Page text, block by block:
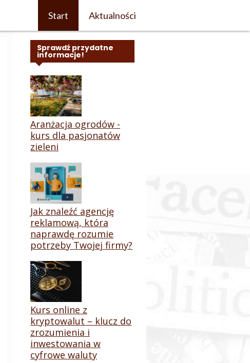
Start Aktualności
Sprawdź przydatne
informacje!
Aranżacja ogrodów -
kurs dla pasjonatów
zieleni
Jak znaleźć agencję
reklamową, która
naprawdę rozumie
potrzeby Twojej firmy?
Kurs online z
kryptowalut – klucz do
zrozumienia i
inwestowania w
cyfrowe waluty